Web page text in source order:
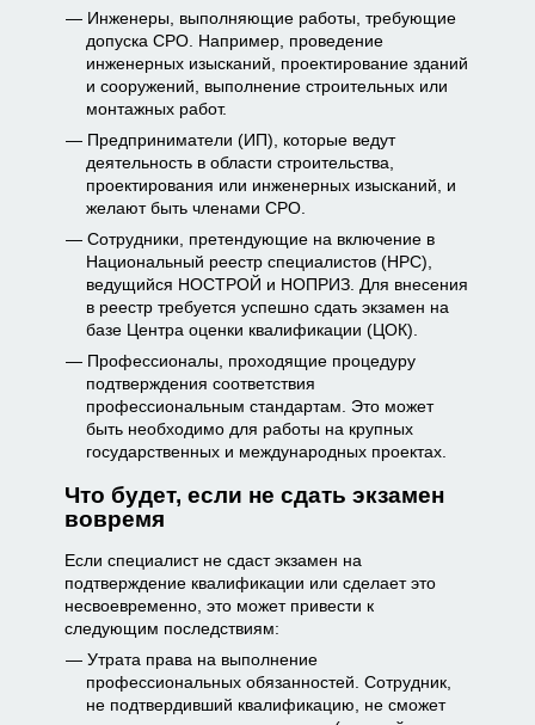
Инженеры, выполняющие работы, требующие
допуска СРО. Например, проведение
инженерных изысканий, проектирование зданий
и сооружений, выполнение строительных или
монтажных работ.
Предприниматели (ИП), которые ведут
деятельность в области строительства,
проектирования или инженерных изысканий, и
желают быть членами СРО.
Сотрудники, претендующие на включение в
Национальный реестр специалистов (НРС),
ведущийся НОСТРОЙ и НОПРИЗ. Для внесения
в реестр требуется успешно сдать экзамен на
базе Центра оценки квалификации (ЦОК).
Профессионалы, проходящие процедуру
подтверждения соответствия
профессиональным стандартам. Это может
быть необходимо для работы на крупных
государственных и международных проектах.
Что будет, если не сдать экзамен
вовремя
Если специалист не сдаст экзамен на
подтверждение квалификации или сделает это
несвоевременно, это может привести к
следующим последствиям:
Утрата права на выполнение
профессиональных обязанностей. Сотрудник,
не подтвердивший квалификацию, не сможет